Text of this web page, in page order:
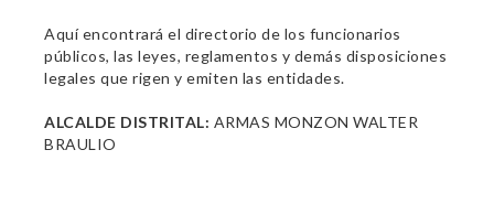
Aquí encontrará el directorio de los funcionarios
públicos, las leyes, reglamentos y demás disposiciones
legales que rigen y emiten las entidades.
ALCALDE DISTRITAL: ARMAS MONZON WALTER
BRAULIO